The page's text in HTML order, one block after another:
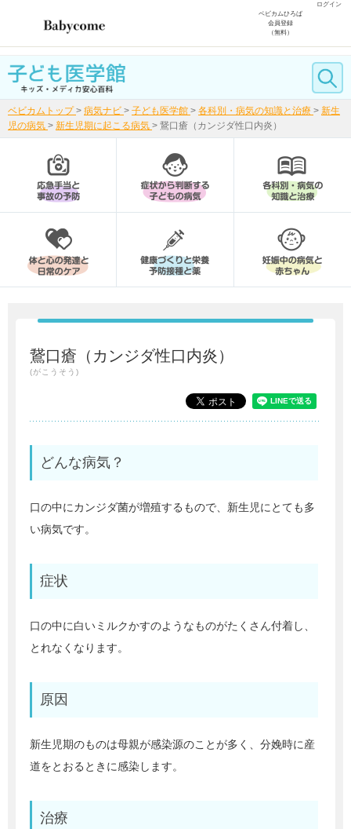
ログイン
ベビカムひろば
会員登録
（無料）
ベビカムトップ > 病気ナビ > 子ども医学館 > 各科別・病気の知識と治療 > 新生
児の病気 > 新生児期に起こる病気 > 鵞口瘡（カンジダ性口内炎）
鵞口瘡（カンジダ性口内炎）
(がこうそう)
どんな病気？
口の中にカンジダ菌が増殖するもので、新生児にとても多
い病気です。
症状
口の中に白いミルクかすのようなものがたくさん付着し、
とれなくなります。
原因
新生児期のものは母親が感染源のことが多く、分娩時に産
道をとおるときに感染します。
治療